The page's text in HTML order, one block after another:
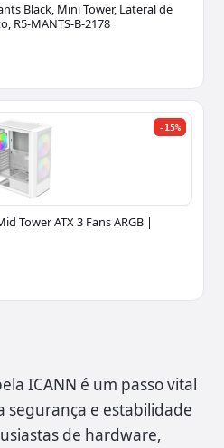
Black, Mini Tower, Lateral de
R5-MANTS-B-2178
-15%
Tower ATX 3 Fans ARGB |
ICANN é um passo vital
segurança e estabilidade
de hardware,